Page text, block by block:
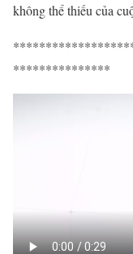
không thể thiếu của
***************